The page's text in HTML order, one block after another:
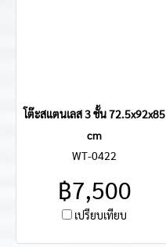
โต๊ะสแตนเลส 3 ชั้น 72.5x92x85
cm
WT-0422
฿7,500
เปรียบเทียบ